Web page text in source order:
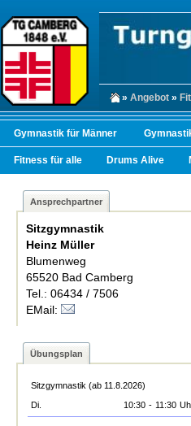
» Angebot »
Gymnastik für Männer
Fitness für alle Drums Alive
Ansprechpartner
Sitzgymnastik
Heinz Müller
Blumenweg
65520 Bad Camberg
Tel.: 06434 / 7506
EMail:
Übungsplan
Sitzgymnastik (ab 11.8.2026)
Di.
10:30 - 11:30